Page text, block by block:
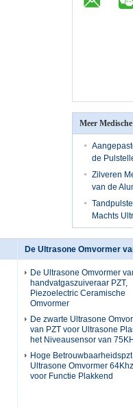
Meer
de
Zilveren
van de
Machts
De Ultrasone Omvormer
De Ultrasone Omvormer
handvatgaszuiveraar PZT,
Piezoelectric Ceramische
Omvormer
De zwarte Ultrasone
van PZT voor Ultrasone
het Niveausensor van
Hoge Betrouwbaarheidspzt
Ultrasone Omvormer 64Khz
voor Functie Plakkend